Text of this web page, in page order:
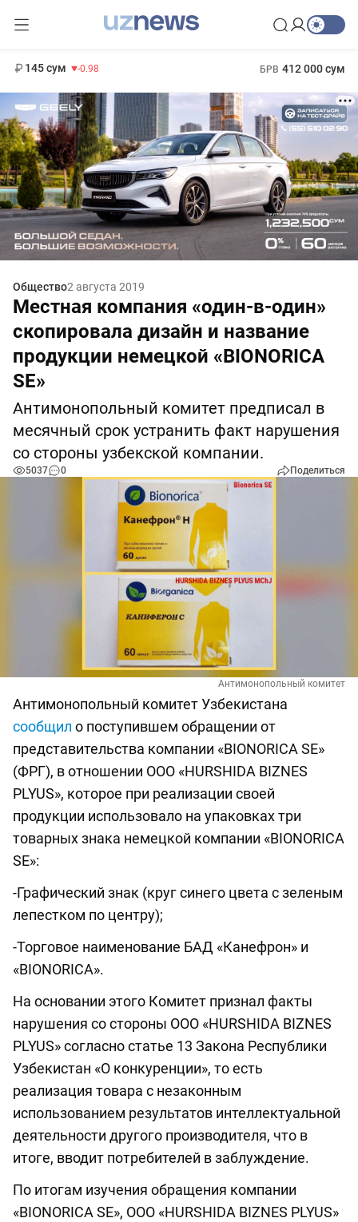
145 сум -0.98 БРВ 412 000 сум
Общество2 августа 2019
Местная компания «один-в-один»
скопировала дизайн и название
продукции немецкой «BIONORICA
SE»
Антимонопольный комитет предписал в
месячный срок устранить факт нарушения
со стороны узбекской компании.
5037 0 Поделиться
Антимонопольный комитет
Антимонопольный комитет Узбекистана
сообщил о поступившем обращении от
представительства компании «BIONORICA SE»
(ФРГ), в отношении ООО «HURSHIDA BIZNES
PLYUS», которое при реализации своей
продукции использовало на упаковках три
товарных знака немецкой компании «BIONORICA
SE»:
-Графический знак (круг синего цвета с зеленым
лепестком по центру);
-Торговое наименование БАД «Канефрон» и
«BIONORICA».
На основании этого Комитет признал факты
нарушения со стороны ООО «HURSHIDA BIZNES
PLYUS» согласно статье 13 Закона Республики
Узбекистан «О конкуренции», то есть
реализация товара с незаконным
использованием результатов интеллектуальной
деятельности другого производителя, что в
итоге, вводит потребителей в заблуждение.
По итогам изучения обращения компании
«BIONORICA SE», ООО «HURSHIDA BIZNES PLYUS»